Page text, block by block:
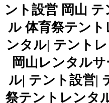
ント設営 岡山
ル 体育祭テント
ンタル| テント
岡山レンタル
ル| テント設営|
祭テントレンタ